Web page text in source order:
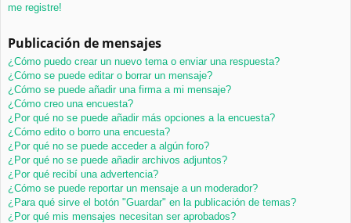
me registre!
Publicación de mensajes
¿Cómo puedo crear un nuevo tema o enviar una respuesta?
¿Cómo se puede editar o borrar un mensaje?
¿Cómo se puede añadir una firma a mi mensaje?
¿Cómo creo una encuesta?
¿Por qué no se puede añadir más opciones a la encuesta?
¿Cómo edito o borro una encuesta?
¿Por qué no se puede acceder a algún foro?
¿Por qué no se puede añadir archivos adjuntos?
¿Por qué recibí una advertencia?
¿Cómo se puede reportar un mensaje a un moderador?
¿Para qué sirve el botón "Guardar" en la publicación de temas?
¿Por qué mis mensajes necesitan ser aprobados?